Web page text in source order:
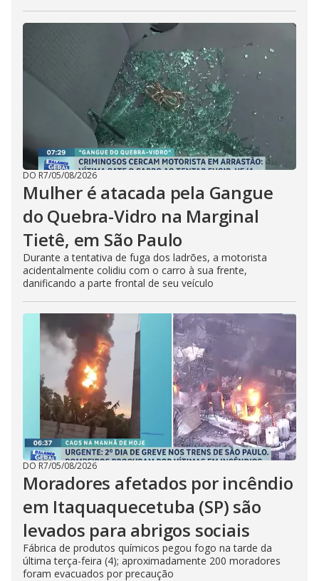
DO R7/05/08/2026
Mulher é atacada pela Gangue
do Quebra-Vidro na Marginal
Tietê, em São Paulo
Durante a tentativa de fuga dos ladrões, a motorista
acidentalmente colidiu com o carro à sua frente,
danificando a parte frontal de seu veículo
DO R7/05/08/2026
Moradores afetados por incêndio
em Itaquaquecetuba (SP) são
levados para abrigos sociais
Fábrica de produtos químicos pegou fogo na tarde da
última terça-feira (4); aproximadamente 200 moradores
foram evacuados por precaução